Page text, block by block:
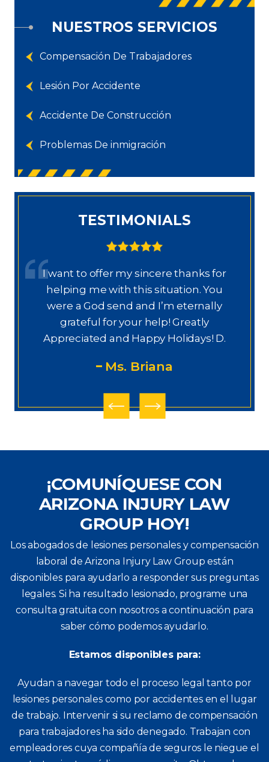
NUESTROS SERVICIOS
Compensación De Trabajadores
Lesión Por Accidente
Accidente De Construcción
Problemas De inmigración
TESTIMONIALS
I want to offer my sincere thanks for
helping me with this situation. You
were a God send and I’m eternally
grateful for your help! Greatly
Appreciated and Happy Holidays! D.
Ms. Briana
¡COMUNÍQUESE CON
ARIZONA INJURY LAW
GROUP HOY!
Los abogados de lesiones personales y compensación
laboral de Arizona Injury Law Group están
disponibles para ayudarlo a responder sus preguntas
legales. Si ha resultado lesionado, programe una
consulta gratuita con nosotros a continuación para
saber cómo podemos ayudarlo.
Estamos disponibles para:
Ayudan a navegar todo el proceso legal tanto por
lesiones personales como por accidentes en el lugar
de trabajo. Intervenir si su reclamo de compensación
para trabajadores ha sido denegado. Trabajan con
empleadores cuya compañía de seguros le niegue el